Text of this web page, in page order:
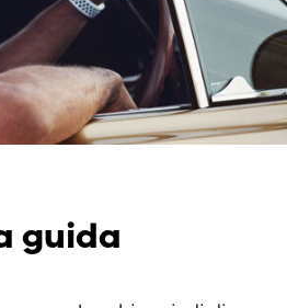
guida